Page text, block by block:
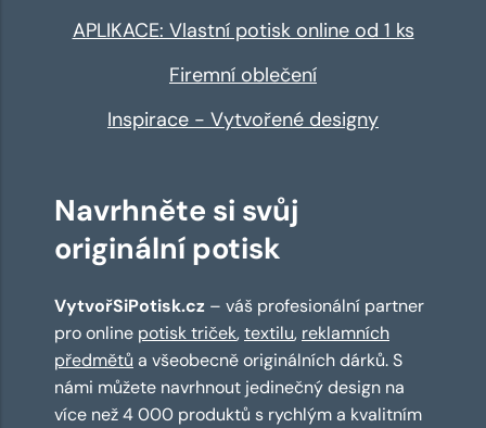
APLIKACE: Vlastní potisk online od 1 ks
Firemní oblečení
Inspirace - Vytvořené designy
Navrhněte si svůj
originální potisk
VytvořSiPotisk.cz – váš profesionální partner
pro online potisk triček,textilu, reklamních
předmětů a všeobecně originálních dárků. S
námi můžete navrhnout jedinečný design na
více než 4 000 produktů s rychlým a kvalitním